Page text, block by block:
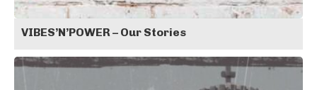
VIBES’N’POWER – Our Stories